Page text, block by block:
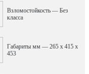
Взломостойкость — Без
класса
Габариты мм — 265 x 415 x
453